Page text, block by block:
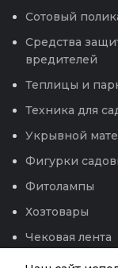
Сотовый
Средства
вредителей
Теплицы и
Техника для
Укрывной
Фигурки
Фитолампы
Хозтовары
Чековая лента